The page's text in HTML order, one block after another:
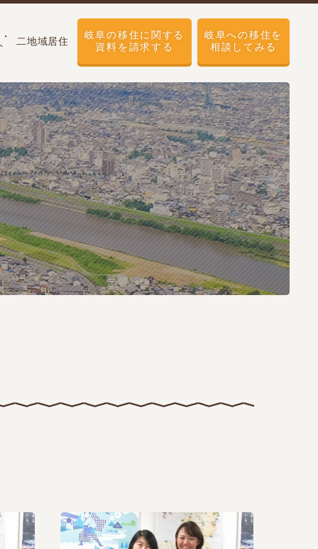
二地域居住
岐阜の移住に関する
資料を請求する
岐阜への移住を
相談してみる